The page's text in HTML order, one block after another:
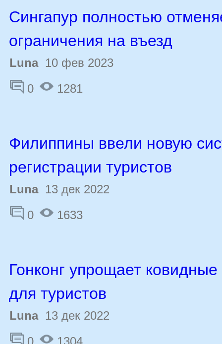
Сингапур полностью
ограничения на въезд
Luna10 фев 2023
0
1281
Филиппины ввели новую
регистрации туристов
Luna13 дек 2022
0
1633
Гонконг упрощает
для туристов
Luna13 дек 2022
0
1304